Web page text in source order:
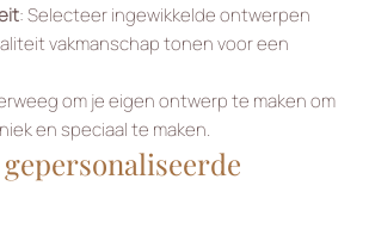
: Selecteer ingewikkelde ontwerpen
vakmanschap tonen voor een
om je eigen ontwerp te maken om
en speciaal te maken.